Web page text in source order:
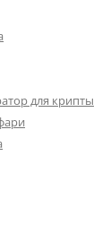
для крипты